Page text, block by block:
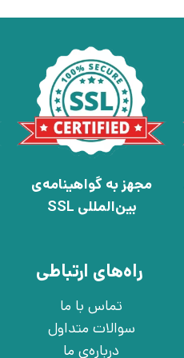
مجهز به گواهینامه‌ی
بین‌المللی SSL
راه‌های ارتباطی
تماس با ما
سوالات متداول
درباره‌ی ما